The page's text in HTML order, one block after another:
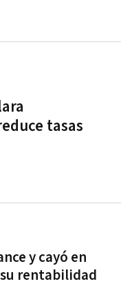
tasas
y cayó en
rentabilidad